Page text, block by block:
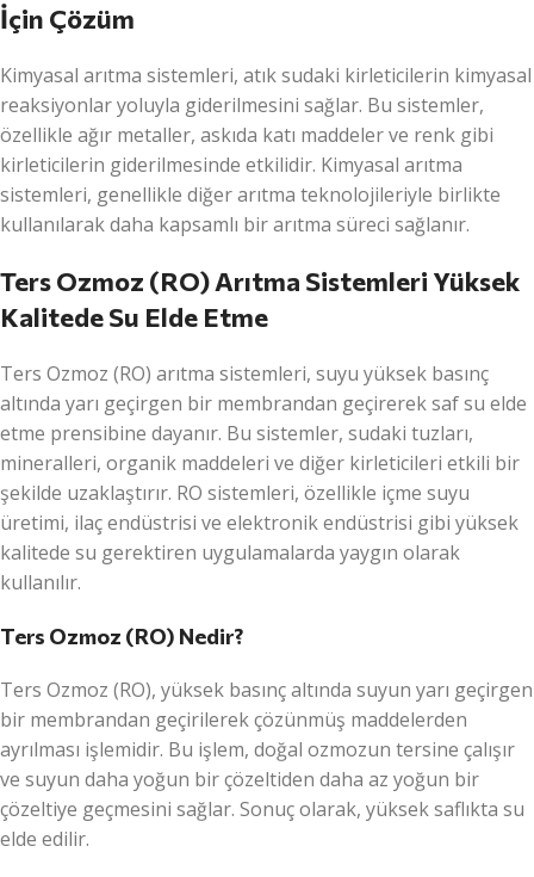
İçin Çözüm
Kimyasal arıtma sistemleri, atık sudaki kirleticilerin kimyasal
reaksiyonlar yoluyla giderilmesini sağlar. Bu sistemler,
özellikle ağır metaller, askıda katı maddeler ve renk gibi
kirleticilerin giderilmesinde etkilidir. Kimyasal arıtma
sistemleri, genellikle diğer arıtma teknolojileriyle birlikte
kullanılarak daha kapsamlı bir arıtma süreci sağlanır.
Ters Ozmoz (RO) Arıtma Sistemleri Yüksek
Kalitede Su Elde Etme
Ters Ozmoz (RO) arıtma sistemleri, suyu yüksek basınç
altında yarı geçirgen bir membrandan geçirerek saf su elde
etme prensibine dayanır. Bu sistemler, sudaki tuzları,
mineralleri, organik maddeleri ve diğer kirleticileri etkili bir
şekilde uzaklaştırır. RO sistemleri, özellikle içme suyu
üretimi, ilaç endüstrisi ve elektronik endüstrisi gibi yüksek
kalitede su gerektiren uygulamalarda yaygın olarak
kullanılır.
Ters Ozmoz (RO) Nedir?
Ters Ozmoz (RO), yüksek basınç altında suyun yarı geçirgen
bir membrandan geçirilerek çözünmüş maddelerden
ayrılması işlemidir. Bu işlem, doğal ozmozun tersine çalışır
ve suyun daha yoğun bir çözeltiden daha az yoğun bir
çözeltiye geçmesini sağlar. Sonuç olarak, yüksek saflıkta su
elde edilir.